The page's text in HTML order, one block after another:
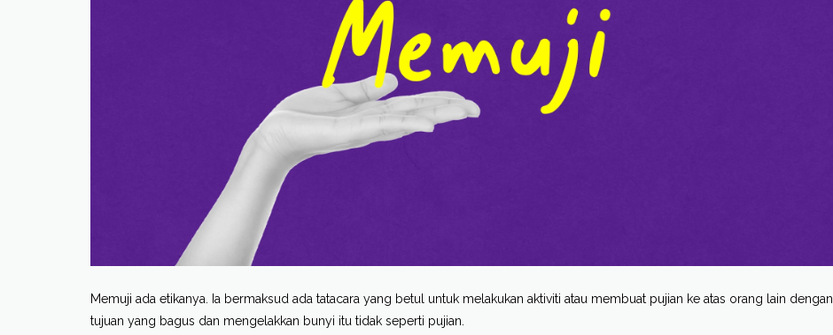
Memuji ada etikanya. Ia bermaksud ada tatacara yang betul untuk melakukan aktiviti atau membuat pujian ke atas orang lain dengan
tujuan yang bagus dan mengelakkan bunyi itu tidak seperti pujian.